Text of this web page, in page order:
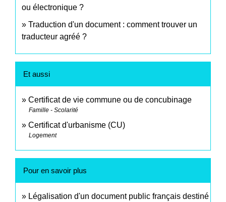
ou électronique ?
Traduction d'un document : comment trouver un
traducteur agréé ?
Et aussi
Certificat de vie commune ou de concubinage
Famille - Scolarité
Certificat d'urbanisme (CU)
Logement
Pour en savoir plus
Légalisation d'un document public français destiné